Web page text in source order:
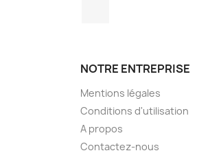
NOTRE ENTREPRISE
Mentions légales
Conditions d'utilisation
A propos
Contactez-nous